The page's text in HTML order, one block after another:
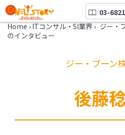
03-
Home › ITコンサル・SI業界 › ジー・
のインタビュー
ジー・ブーン
後藤